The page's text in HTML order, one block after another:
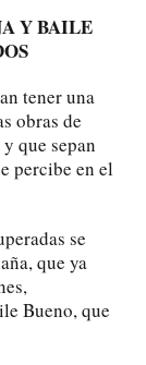
Y BAILE
tener una
obras de
que sepan
percibe en el
se
que ya
Bueno, que